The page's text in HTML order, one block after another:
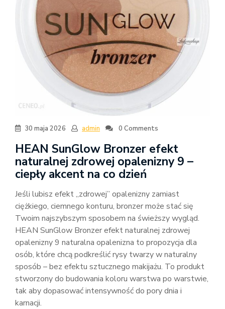
30 maja 2026 admin 0 Comments
HEAN SunGlow Bronzer efekt
naturalnej zdrowej opalenizny 9 –
ciepły akcent na co dzień
Jeśli lubisz efekt „zdrowej” opalenizny zamiast
ciężkiego, ciemnego konturu, bronzer może stać się
Twoim najszybszym sposobem na świeższy wygląd.
HEAN SunGlow Bronzer efekt naturalnej zdrowej
opalenizny 9 naturalna opalenizna to propozycja dla
osób, które chcą podkreślić rysy twarzy w naturalny
sposób – bez efektu sztucznego makijażu. To produkt
stworzony do budowania koloru warstwa po warstwie,
tak aby dopasować intensywność do pory dnia i
karnacji.